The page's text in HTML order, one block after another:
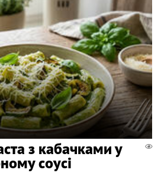
з кабачками у
соусі